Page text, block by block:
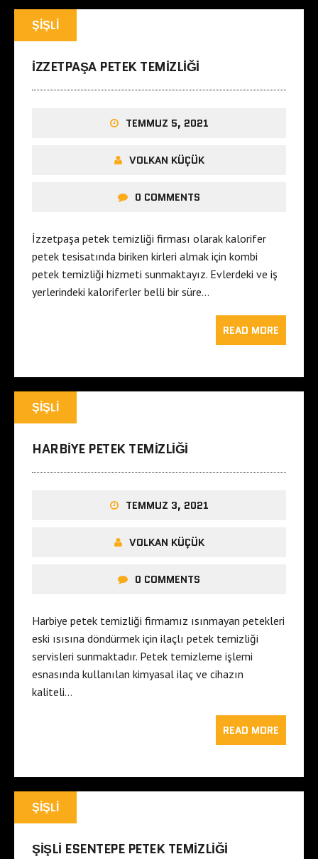
ŞIŞLI
IZZETPAŞA PETEK TEMIZLIĞI
TEMMUZ 5, 2021
VOLKAN KÜÇÜK
0 COMMENTS
İzzetpaşa petek temizliği firması olarak kalorifer
petek tesisatında biriken kirleri almak için kombi
petek temizliği hizmeti sunmaktayız. Evlerdeki ve iş
yerlerindeki kaloriferler belli bir süre…
READ MORE
ŞIŞLI
HARBIYE PETEK TEMIZLIĞI
TEMMUZ 3, 2021
VOLKAN KÜÇÜK
0 COMMENTS
Harbiye petek temizliği firmamız ısınmayan petekleri
eski ısısına döndürmek için ilaçlı petek temizliği
servisleri sunmaktadır. Petek temizleme işlemi
esnasında kullanılan kimyasal ilaç ve cihazın
kaliteli…
READ MORE
ŞIŞLI
ŞIŞLI ESENTEPE PETEK TEMIZLIĞI